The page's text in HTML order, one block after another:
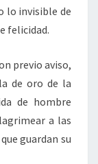
lo invisible de
felicidad.
previo aviso,
de oro de la
de hombre
a las
guardan su